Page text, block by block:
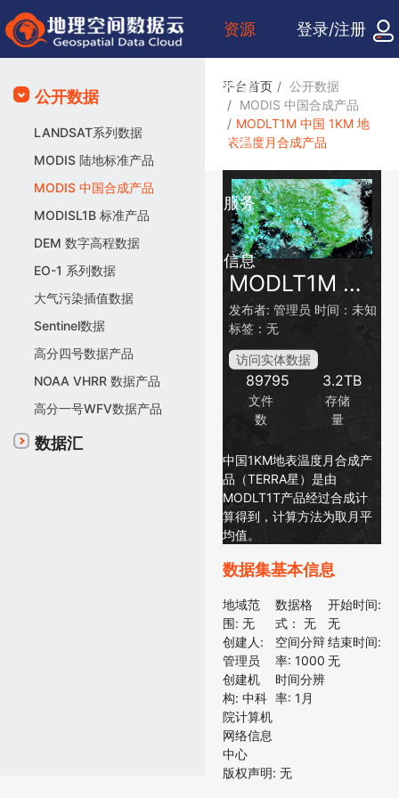
资源
检索
众包
服务
信息
登录/注册
公开数据
LANDSAT系列数据
MODIS 陆地标准产品
MODIS 中国合成产品
MODISL1B 标准产品
DEM 数字高程数据
EO-1 系列数据
大气污染插值数据
Sentinel数据
高分四号数据产品
NOAA VHRR 数据产品
高分一号WFV数据产品
数据汇
平台首页
公开数据
MODIS 中国合成产品
MODLT1M 中国 1KM 地
表温度月合成产品
MODLT1M 中国 1KM 地表温度月合成产品
发布者: 管理员 时间：未知
标签：无
访问实体数据
89795
文件
数
3.2TB
存储
量
中国1KM地表温度月合成产
品（TERRA星）是由
MODLT1T产品经过合成计
算得到，计算方法为取月平
均值。
数据集基本信息
地域范
围: 无
数据格
式： 无
开始时间:
无
创建人:
管理员
空间分辩
率: 1000
结束时间:
无
创建机
构: 中科
院计算机
网络信息
中心
时间分辨
率: 1月
版权声明: 无